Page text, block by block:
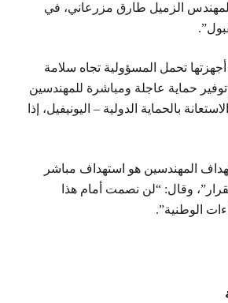
الزميل طارق مزرعاني، في
تحمل المسؤولية تجاه سلامة
توفير حماية عاجلة ومباشرة للمهندسين
بالحماية الدولية – اليونيفيل، إذا
المهندسين هو استهداف مباشر
وقال: “لن نصمت أمام هذا
الوطنية”.